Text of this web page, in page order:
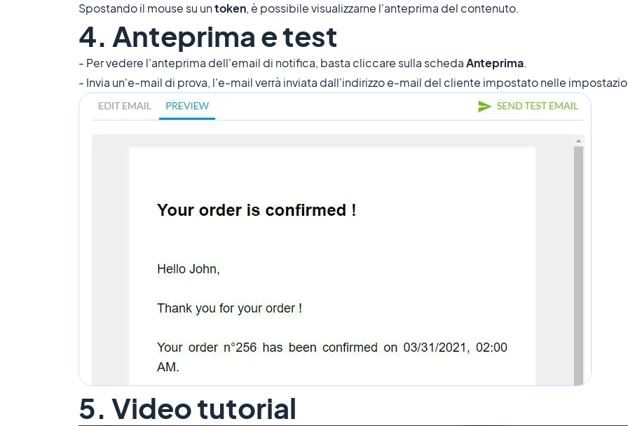
Spostando il mouse su untoken, è possibile visualizzarne l'anteprima del contenuto.
4. Anteprima e test
- Per vedere l'anteprima dell'email di notifica, basta cliccare sulla schedaAnteprima.
- Invia un'e-mail di prova, l'e-mail verrà inviata dall'indirizzo e-mail del cliente impostato nelle
5. Video tutorial